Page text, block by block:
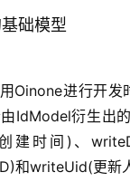
础模型
Oinone进行开发
IdModel衍生出
建时间)、
和writeUid(更新